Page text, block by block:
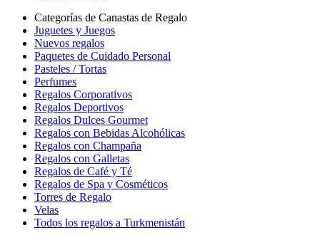
Categorías de Canastas de Regalo
Juguetes y Juegos
Nuevos regalos
Paquetes de Cuidado Personal
Pasteles / Tortas
Perfumes
Regalos Corporativos
Regalos Deportivos
Regalos Dulces Gourmet
Regalos con Bebidas Alcohólicas
Regalos con Champaña
Regalos con Galletas
Regalos de Café y Té
Regalos de Spa y Cosméticos
Torres de Regalo
Velas
Todos los regalos a Turkmenistán